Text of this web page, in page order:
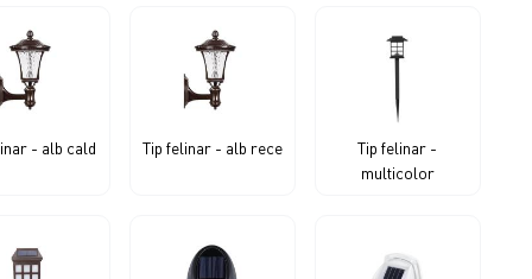
- alb cald Tip felinar - alb rece
Tip felinar -
multicolor